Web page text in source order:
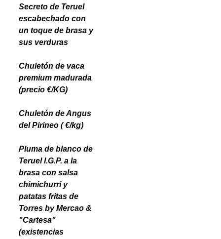
Secreto de Teruel
escabechado con
un toque de brasa y
sus verduras
Chuletón de vaca
premium madurada
(precio €/KG)
Chuletón de Angus
del Pirineo ( €/kg)
Pluma de blanco de
Teruel I.G.P. a la
brasa con salsa
chimichurri y
patatas fritas de
Torres by Mercao &
"Cartesa"
(existencias